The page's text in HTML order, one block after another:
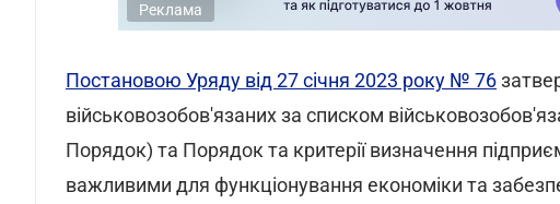
Реклама
Постановою Уряду від 27 січня 2023 року № 76
військовозобов'язаних за списком
Порядок) та Порядок та критерії визначення
важливими для функціонування економіки та